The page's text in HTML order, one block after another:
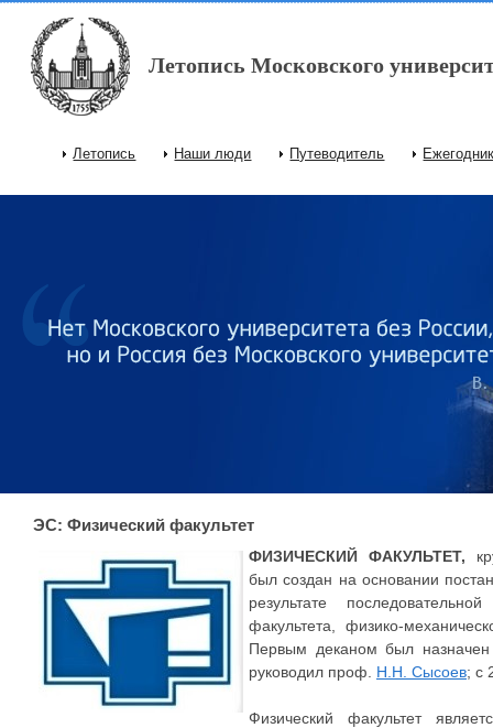
Перейти к основному содержанию
Летопись Московского
Главное меню
Летопись Наши люди Путеводитель
ЭС: Физический факультет
ФИЗИЧЕСКИЙ ФАКУЛЬТЕТ,
был создан на основании
результате
факультета, физико-
Первым деканом был
руководил проф. Н.Н. Сысоев; с
Физический факультет